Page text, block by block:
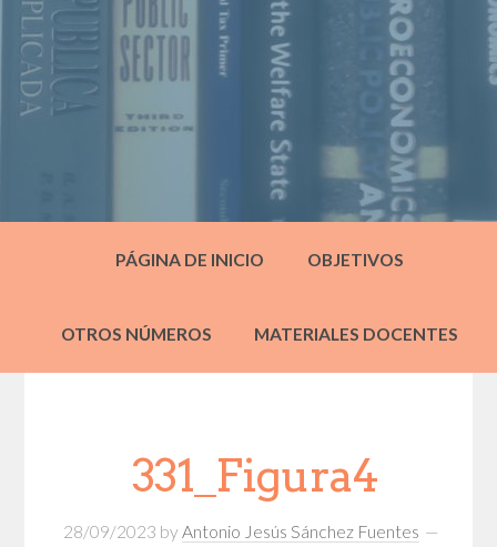
PÁGINA DE INICIO OBJETIVOS
OTROS NÚMEROS MATERIALES DOCENTES
331_Figura4
28/09/2023 by Antonio Jesús Sánchez Fuentes